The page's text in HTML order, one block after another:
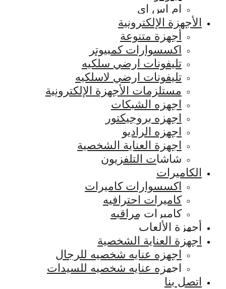
ام اس اي
الأجهزة الإلكترونية
أجهزة متنوعة
اكسسوارات كمبيوتر
تليفونات ارضي سلكيه
تليفونات ارضي لاسلكيه
مستلزمات الأجهزة الإلكترونية
اجهزه الشبكات
اجهزه بروجيكتور
اجهزه الراديو
اجهزة العناية الشخصية
شاشات التلفزيون
الكاميرات
اكسسوارات كاميرات
كاميرات احترافيه
كاميرات مراقبه
أجهزة الألعاب
اجهزة العناية الشخصية
اجهزه عنايه شخصيه للرجال
اجهزه عنايه شخصيه للسيدات
اتصل بنا